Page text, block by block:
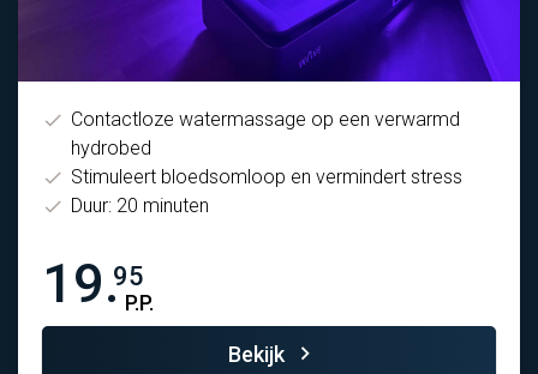
Contactloze watermassage op een verwarmd
hydrobed
Stimuleert bloedsomloop en vermindert stress
Duur: 20 minuten
19.95
P.P.
Bekijk